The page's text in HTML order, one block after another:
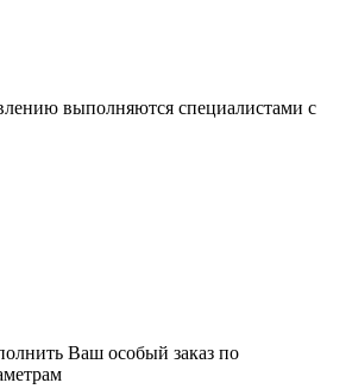
выполняются специалистами с
Ваш особый заказ по